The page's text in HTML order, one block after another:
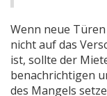
Wenn neue
nicht auf das
ist, sollte der
benachrichtigen
des Mangels